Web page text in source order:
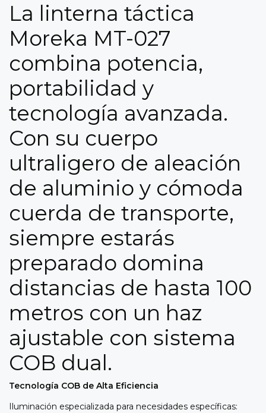
La linterna táctica
Moreka MT-027
combina potencia,
portabilidad y
tecnología avanzada.
Con su cuerpo
ultraligero de aleación
de aluminio y cómoda
cuerda de transporte,
siempre estarás
preparado domina
distancias de hasta 100
metros con un haz
ajustable con sistema
COB dual.
Tecnología COB de Alta Eficiencia
Iluminación especializada para necesidades específicas: